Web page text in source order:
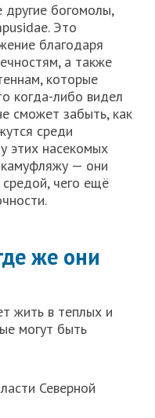
другие богомолы,
Это
благодаря
а также
которые
когда-либо видел
сможет забыть, как
среди
этих насекомых
камуфляжу — они
чего ещё
же они
жить в теплых и
могут быть
Северной